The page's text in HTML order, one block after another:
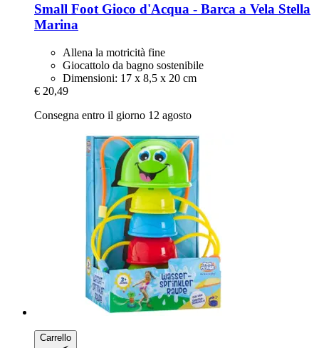
Small Foot Gioco d'Acqua -​ Barca a Vela Stella
Marina
Allena la motricità fine
Giocattolo da bagno sostenibile
Dimensioni: 17 x 8,5 x 20 cm
€ 20,49
Consegna entro il giorno 12 agosto
Carrello